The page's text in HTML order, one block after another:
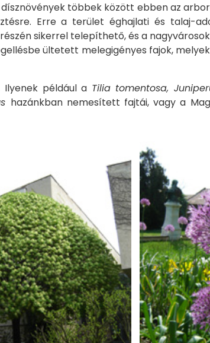
többek között ebben az
Erre a terület éghajlati és talaj-
sikerrel telepíthető, és a
ültetett melegigényes fajok,
Ilyenek például a Tilia tomentosa,
hazánkban nemesített fajtái, vagy a